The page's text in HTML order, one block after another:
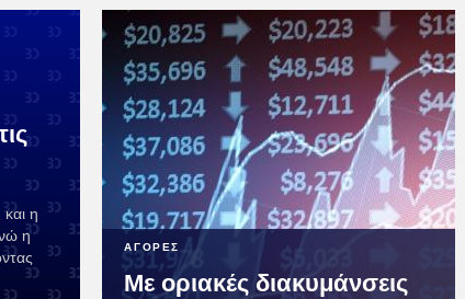
η
η
ΑΓΟΡΕΣ
Με οριακές διακυμάνσεις